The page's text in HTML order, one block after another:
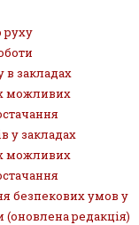
руху
в закладах
можливих
у закладах
можливих
безпекових умов у
(оновлена редакція)